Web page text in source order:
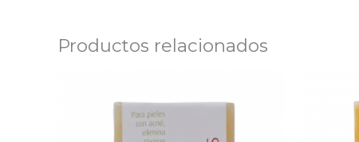
Productos relacionados